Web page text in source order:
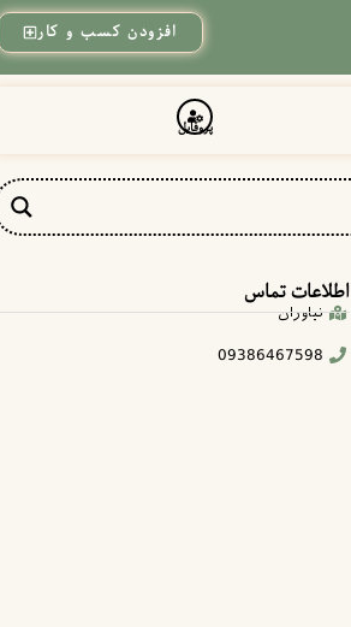
افزودن کسب و کار
پروفایل
اطلاعات تماس
نیاوران
09386467598